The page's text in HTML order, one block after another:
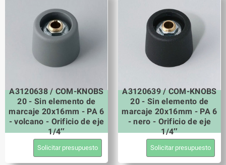
A3120638 / COM-KNOBS
20 - Sin elemento de
marcaje 20x16mm - PA 6
- volcano - Orificio de eje
1/4″
Solicitar presupuesto
A3120639 / COM-KNOBS
20 - Sin elemento de
marcaje 20x16mm - PA 6
- nero - Orificio de eje
1/4″
Solicitar presupuesto